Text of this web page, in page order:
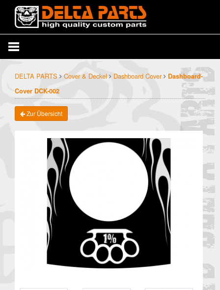
DELTA PARTS Cover & Deckel Dashboard Cover
Dashboard-
Cover DCK-002
Zur Übersicht